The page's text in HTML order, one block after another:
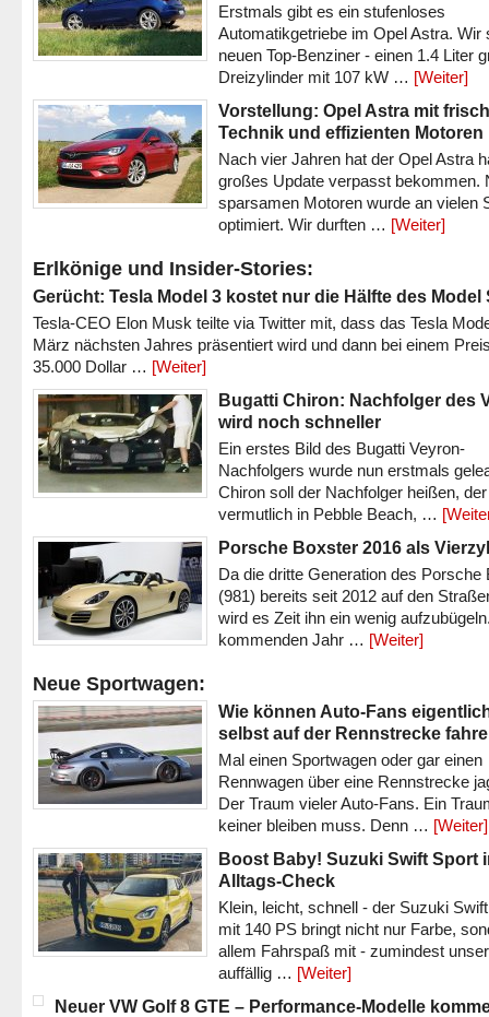
Erstmals gibt es ein stufenloses
Automatikgetriebe im Opel Astra. Wir
neuen Top-Benziner - einen 1.4 Liter
Dreizylinder mit 107 kW … [Weiter]
Vorstellung: Opel Astra mit
Technik und effizienten Motoren
Nach vier Jahren hat der Opel Astra
großes Update verpasst bekommen.
sparsamen Motoren wurde an vielen
optimiert. Wir durften … [Weiter]
Erlkönige und Insider-Stories:
Gerücht: Tesla Model 3 kostet nur die Hälfte des Model
Tesla-CEO Elon Musk teilte via Twitter mit, dass das Tesla
März nächsten Jahres präsentiert wird und dann bei einem
35.000 Dollar … [Weiter]
Bugatti Chiron: Nachfolger des
wird noch schneller
Ein erstes Bild des Bugatti Veyron-
Nachfolgers wurde nun erstmals
Chiron soll der Nachfolger heißen, der
vermutlich in Pebble Beach, …
Porsche Boxster 2016 als
Da die dritte Generation des Porsche
(981) bereits seit 2012 auf den
wird es Zeit ihn ein wenig
kommenden Jahr … [Weiter]
Neue Sportwagen:
Wie können Auto-Fans
selbst auf der Rennstrecke
Mal einen Sportwagen oder gar einen
Rennwagen über eine Rennstrecke
Der Traum vieler Auto-Fans. Ein
keiner bleiben muss. Denn … [Weiter]
Boost Baby! Suzuki Swift Sport
Alltags-Check
Klein, leicht, schnell - der Suzuki
mit 140 PS bringt nicht nur Farbe,
allem Fahrspaß mit - zumindest unser
auffällig … [Weiter]
Neuer VW Golf 8 GTE – Performance-Modelle